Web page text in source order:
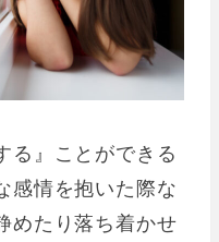
る』ことができる
感情を抱いた際な
めたり落ち着かせ